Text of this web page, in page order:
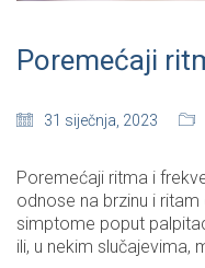
Poremećaji
31 siječnja, 2023
Poremećaji ritma i
odnose na brzinu i
simptome poput
ili, u nekim slučajevima,